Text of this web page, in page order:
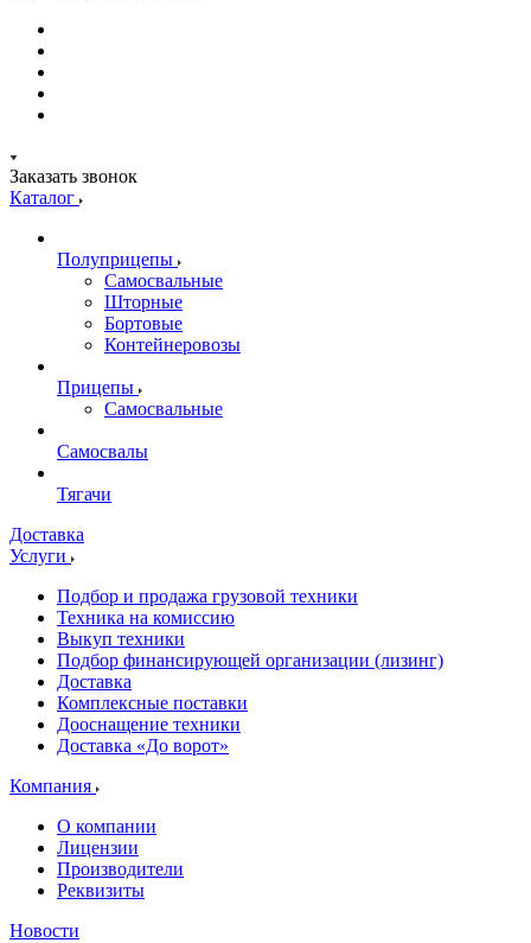
Заказать звонок
Каталог
Полуприцепы
Самосвальные
Шторные
Бортовые
Контейнеровозы
Прицепы
Самосвальные
Самосвалы
Тягачи
Доставка
Услуги
Подбор и продажа грузовой техники
Техника на комиссию
Выкуп техники
Подбор финансирующей организации (лизинг)
Доставка
Комплексные поставки
Дооснащение техники
Доставка «До ворот»
Компания
О компании
Лицензии
Производители
Реквизиты
Новости